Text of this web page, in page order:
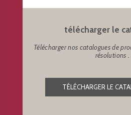
télécharger le
Télécharger nos catalogues de
résolutions .
TÉLÉCHARGER LE